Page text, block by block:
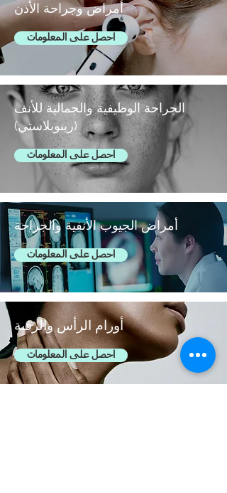
أمراض وجراحة الأذن
احصل على المعلومات
الجراحة الوظيفية والجمالية للأنف
(رينوبلاستي)
احصل على المعلومات
أمراض الجيوب الأنفية والجراحة
احصل على المعلومات
أورام الرأس والرقبة
احصل على المعلومات